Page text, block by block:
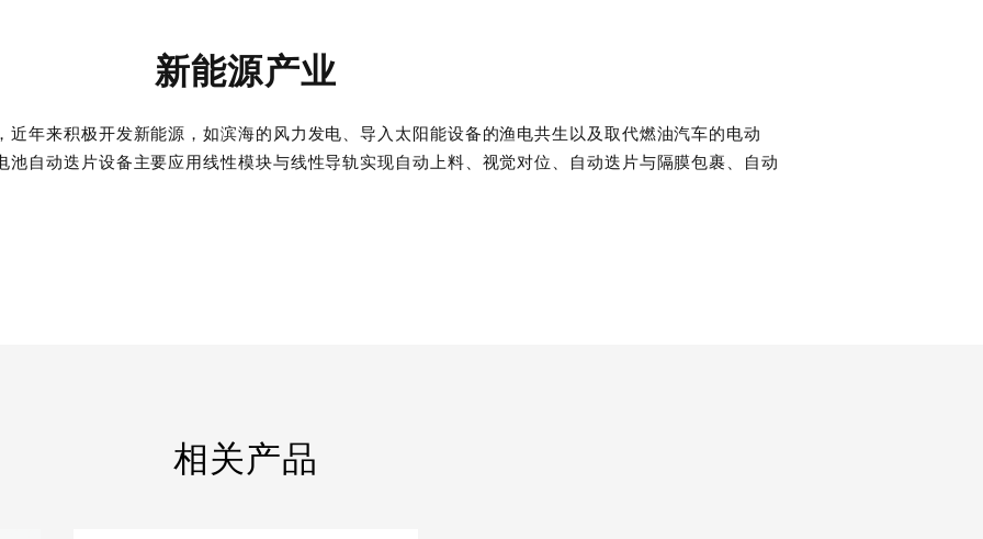
新能源产业
近年来积极开发新能源，如滨海的风力发电、导入太阳能设备的渔电共生以及取代燃油汽车的电动
池自动迭片设备主要应用线性模块与线性导轨实现自动上料、视觉对位、自动迭片与隔膜包裹、自动
相关产品